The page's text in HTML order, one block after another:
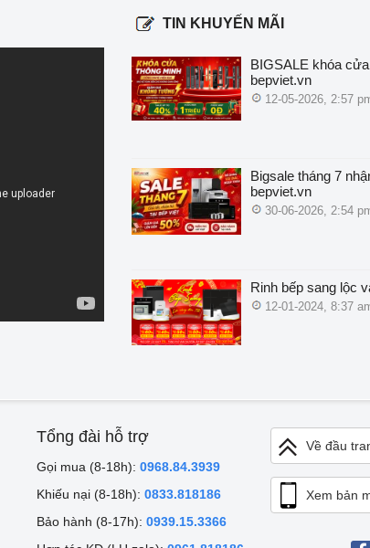
TIN KHUYẾN MÃI
BIGSALE khóa
bepviet.vn
12-05-2026, 2:57
Bigsale tháng 7
bepviet.vn
30-06-2026, 2:54
Rinh bếp sang lộc
12-01-2024, 8:37
Tổng đài hỗ trợ
Gọi mua (8-18h): 0968.84.3939
Khiếu nại (8-18h): 0833.818186
Bảo hành (8-17h): 0939.15.3366
Về đầu
Xem bản